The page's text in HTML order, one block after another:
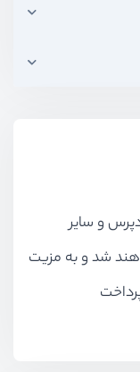
و سایر
شد و به مزیت